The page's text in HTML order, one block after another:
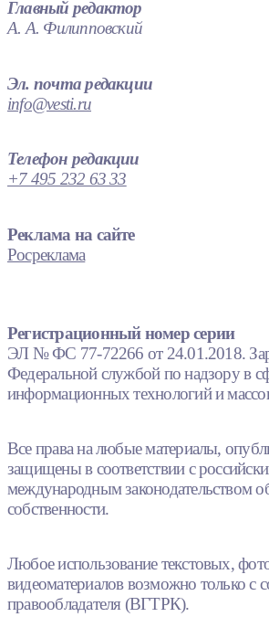
Главный редактор
А. А. Филипповский
Эл. почта редакции
info@vesti.ru
Телефон редакции
+7 495 232 63 33
Реклама на сайте
Росреклама
Регистрационный номер серии
ЭЛ № ФС 77-72266 от 24.01.2018.
Федеральной службой по надзору в
информационных технологий и
Все права на любые материалы,
защищены в соответствии с
международным законодательством
собственности.
Любое использование текстовых,
видеоматериалов возможно только с
правообладателя (ВГТРК).